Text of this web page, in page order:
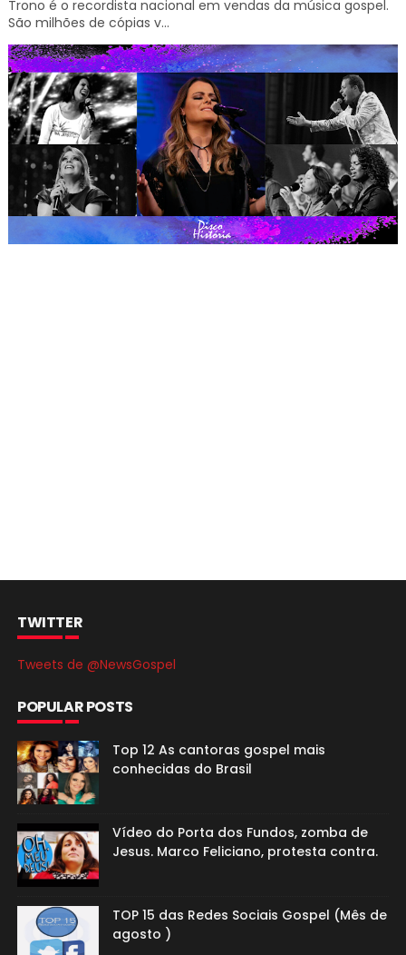
Trono é o recordista nacional em vendas da música gospel.
São milhões de cópias v...
TWITTER
Tweets de @NewsGospel
POPULAR POSTS
Top 12 As cantoras gospel mais
conhecidas do Brasil
Vídeo do Porta dos Fundos, zomba de
Jesus. Marco Feliciano, protesta contra.
TOP 15 das Redes Sociais Gospel (Mês de
agosto )